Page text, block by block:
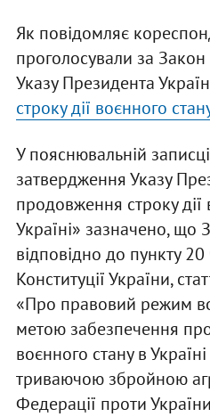
Як повідомляє
проголосували за
Указу Президента
строку дії воєнного
У пояснювальній
затвердження Указу
продовження строку дії
Україні» зазначено, що
відповідно до пункту
Конституції України,
«Про правовий режим
метою забезпечення
воєнного стану в Україні
триваючою збройною
Федерації проти